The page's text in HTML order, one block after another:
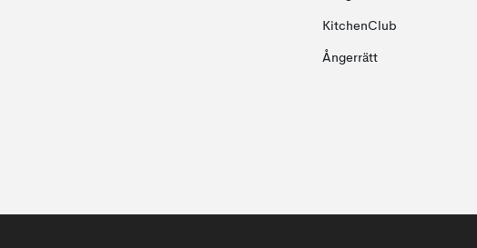
KitchenClub
Ångerrätt